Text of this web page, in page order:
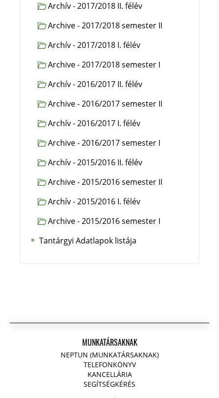
Archív - 2017/2018 II. félév
Archive - 2017/2018 semester II
Archív - 2017/2018 I. félév
Archive - 2017/2018 semester I
Archív - 2016/2017 II. félév
Archive - 2016/2017 semester II
Archív - 2016/2017 I. félév
Archive - 2016/2017 semester I
Archív - 2015/2016 II. félév
Archive - 2015/2016 semester II
Archív - 2015/2016 I. félév
Archive - 2015/2016 semester I
Tantárgyi Adatlapok listája
MUNKATÁRSAKNAK
NEPTUN (MUNKATÁRSAKNAK)
TELEFONKÖNYV
KANCELLÁRIA
SEGÍTSÉGKÉRÉS